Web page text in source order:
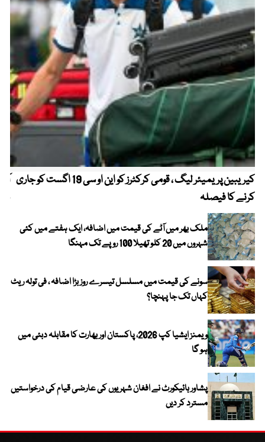
کیریبین پریمیئر لیگ ، قومی کرکٹرز کو این او سی 19 اگست کو جاری
کرنے کا فیصلہ
ملک بھر میں آٹے کی قیمت میں اضافہ، ایک ہفتے میں کئی
شہروں میں 20 کلو تھیلا 100 روپے تک مہنگا
سونے کی قیمت میں مسلسل تیسرے روز بڑا اضافہ ، فی تولہ ریٹ
کہاں تک جا پہنچا؟
ویمنز ایشیا کپ 2026، پاکستان اور بھارت کا مقابلہ دبئی میں
ہو گا
پشاور ہائیکورٹ نے افغان شہریوں کی عارضی قیام کی درخواستیں
مسترد کر دیں